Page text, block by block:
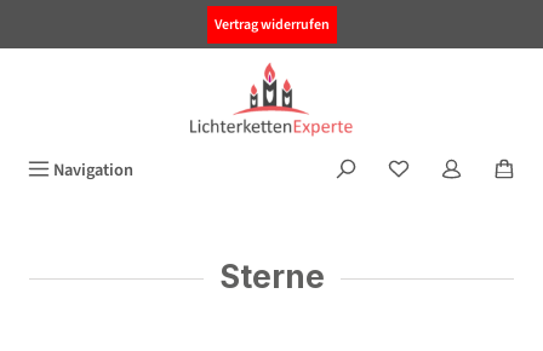
Vertrag widerrufen
Navigation
Sterne